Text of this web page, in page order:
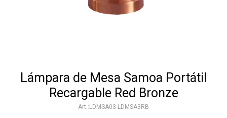
Lámpara de Mesa Samoa Portátil
Recargable Red Bronze
LDMSA03-LDMSA3RB